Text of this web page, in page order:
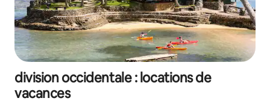
division occidentale : locations de
vacances